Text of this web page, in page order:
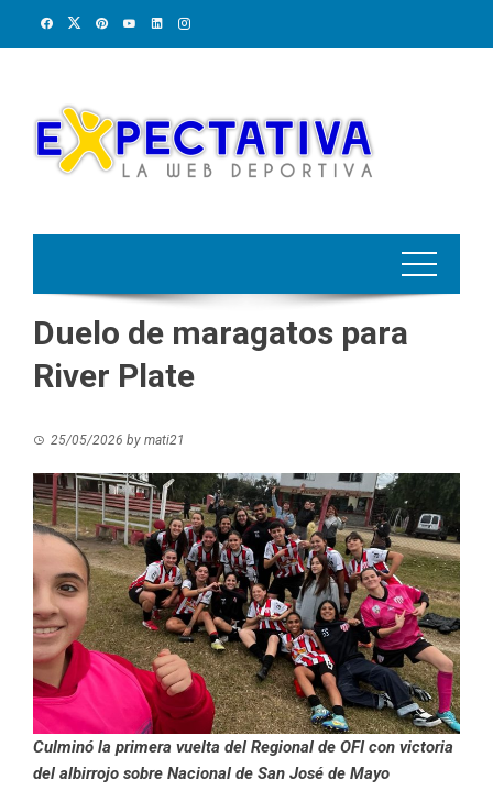
Duelo de maragatos para
River Plate
25/05/2026 by mati21
Culminó la primera vuelta del Regional de OFI con victoria
del albirrojo sobre Nacional de San José de Mayo